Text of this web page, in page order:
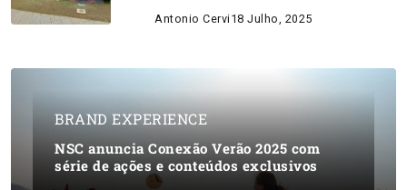
Antonio Cervi 18 Julho, 2025
BRAND EXPERIENCE
NSC anuncia Conexão Verão 2025 com
série de ações e conteúdos exclusivos